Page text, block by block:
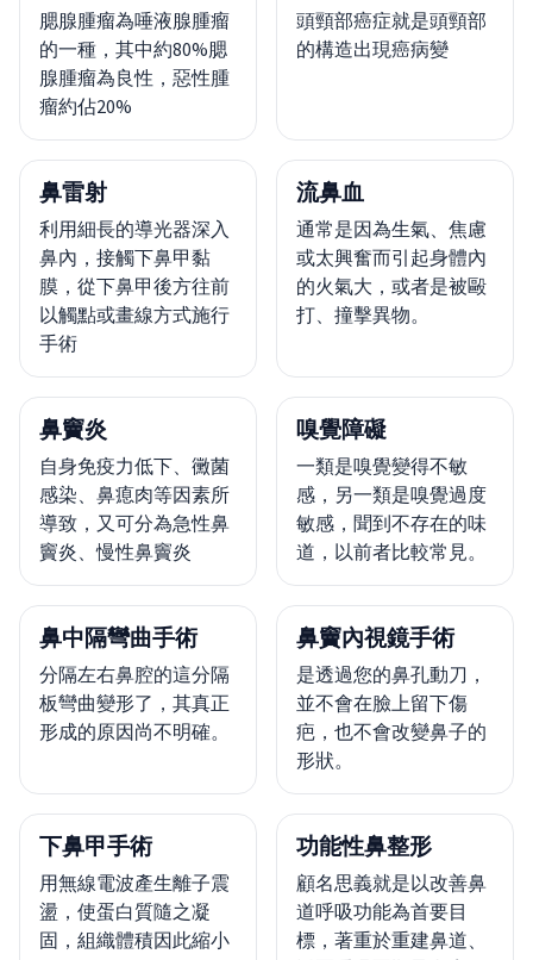
腮腺腫瘤為唾液腺腫瘤
的一種，其中約80%腮
腺腫瘤為良性，惡性腫
瘤約佔20%
頭頸部癌症就是頭頸部
的構造出現癌病變
鼻雷射
利用細長的導光器深入
鼻內，接觸下鼻甲黏
膜，從下鼻甲後方往前
以觸點或畫線方式施行
手術
流鼻血
通常是因為生氣、焦慮
或太興奮而引起身體內
的火氣大，或者是被毆
打、撞擊異物。
鼻竇炎
自身免疫力低下、黴菌
感染、鼻瘜肉等因素所
導致，又可分為急性鼻
竇炎、慢性鼻竇炎
嗅覺障礙
一類是嗅覺變得不敏
感，另一類是嗅覺過度
敏感，聞到不存在的味
道，以前者比較常見。
鼻中隔彎曲手術
分隔左右鼻腔的這分隔
板彎曲變形了，其真正
形成的原因尚不明確。
鼻竇內視鏡手術
是透過您的鼻孔動刀，
並不會在臉上留下傷
疤，也不會改變鼻子的
形狀。
下鼻甲手術
用無線電波產生離子震
盪，使蛋白質隨之凝
固，組織體積因此縮小
功能性鼻整形
顧名思義就是以改善鼻
道呼吸功能為首要目
標，著重於重建鼻道、